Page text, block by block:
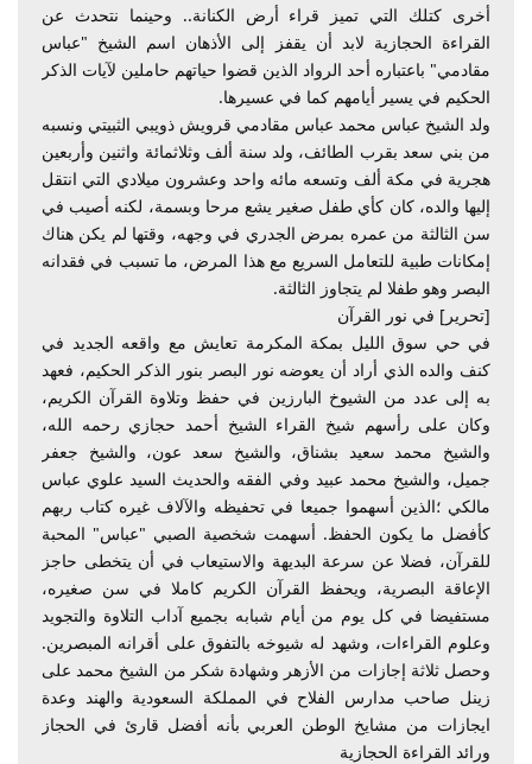
أخرى كتلك التي تميز قراء أرض الكنانة.. وحينما نتحدث عن
القراءة الحجازية لابد أن يقفز إلى الأذهان اسم الشيخ "عباس
مقادمي" باعتباره أحد الرواد الذين قضوا حياتهم حاملين لآيات الذكر
الحكيم في يسير أيامهم كما في عسيرها.
ولد الشيخ عباس محمد عباس مقادمي قرويش ذويبي الثبيتي ونسبه
من بني سعد بقرب الطائف، ولد سنة ألف وثلاثمائة واثنين وأربعين
هجرية في مكة ألف وتسعه مائه واحد وعشرون ميلادي التي انتقل
إليها والده، كان كأي طفل صغير يشع مرحا وبسمة، لكنه أصيب في
سن الثالثة من عمره بمرض الجدري في وجهه، وقتها لم يكن هناك
إمكانات طبية للتعامل السريع مع هذا المرض، ما تسبب في فقدانه
البصر وهو طفلا لم يتجاوز الثالثة.
[تحرير] في نور القرآن
في حي سوق الليل بمكة المكرمة تعايش مع واقعه الجديد في
كنف والده الذي أراد أن يعوضه نور البصر بنور الذكر الحكيم، فعهد
به إلى عدد من الشيوخ البارزين في حفظ وتلاوة القرآن الكريم،
وكان على رأسهم شيخ القراء الشيخ أحمد حجازي رحمه الله،
والشيخ محمد سعيد بشناق، والشيخ سعد عون، والشيخ جعفر
جميل، والشيخ محمد عبيد وفي الفقه والحديث السيد علوي عباس
مالكي ؛الذين أسهموا جميعا في تحفيظه والآلاف غيره كتاب ربهم
كأفضل ما يكون الحفظ. أسهمت شخصية الصبي "عباس" المحبة
للقرآن، فضلا عن سرعة البديهة والاستيعاب في أن يتخطى حاجز
الإعاقة البصرية، ويحفظ القرآن الكريم كاملا في سن صغيره،
مستفيضا في كل يوم من أيام شبابه بجميع آداب التلاوة والتجويد
وعلوم القراءات، وشهد له شيوخه بالتفوق على أقرانه المبصرين.
وحصل ثلاثة إجازات من الأزهر وشهادة شكر من الشيخ محمد على
زينل صاحب مدارس الفلاح في المملكة السعودية والهند وعدة
ايجازات من مشايخ الوطن العربي بأنه أفضل قارئ في الحجاز
ورائد القراءة الحجازية